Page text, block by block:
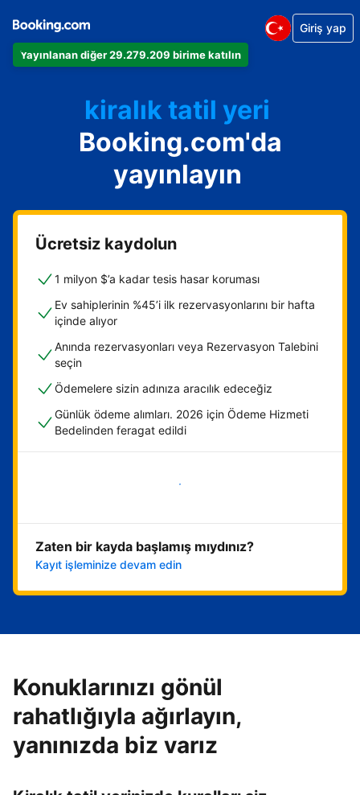
Yayınlanan diğer 29.279.209 birime katılın
Giriş yap
Dairenizi
Otelinizi
kiralık tatil yeri
Konukevinizi
Oda ve kahvaltı tesisinizi
Booking.com'da
yayınlayın
Ücretsiz kaydolun
1 milyon $’a kadar tesis hasar koruması
Ev sahiplerinin %45’i ilk rezervasyonlarını bir hafta
içinde alıyor
Anında rezervasyonları veya Rezervasyon Talebini
seçin
Ödemelere sizin adınıza aracılık edeceğiz
Günlük ödeme alımları. 2026 için Ödeme Hizmeti
Bedelinden feragat edildi
Hemen başla
Zaten bir kayda başlamış mıydınız?
Kayıt işleminize devam edin
Konuklarınızı gönül
rahatlığıyla ağırlayın,
yanınızda biz varız